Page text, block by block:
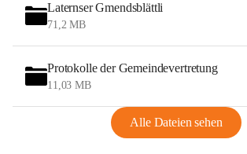
Laternser Gmendsblättli
71,2 MB
Protokolle der Gemeindevertretung
11,03 MB
Alle Dateien sehen